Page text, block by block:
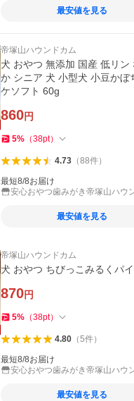
最安値を見る
帝塚山ハウンドカム
犬 おやつ 無添加 国産 低リン
か シニア 犬 小型犬 小豆かぼ
ケソフト 60g
860円
5% （38pt）
4.73（88件）
最短8/8お届け
安心おやつ歯みがき帝塚山ハウ
最安値を見る
帝塚山ハウンドカム
犬 おやつ ちびっこみるくパ
870円
5% （38pt）
4.80（5件）
最短8/8お届け
安心おやつ歯みがき帝塚山ハウ
最安値を見る